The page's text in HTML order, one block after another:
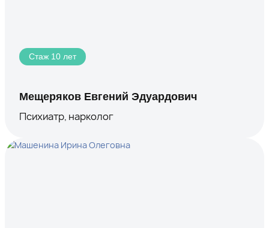
Стаж 10 лет
Мещеряков Евгений Эдуардович
Психиатр, нарколог